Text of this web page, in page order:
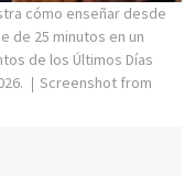
cómo enseñar desde
de 25 minutos en un
de los Últimos Días
Screenshot from